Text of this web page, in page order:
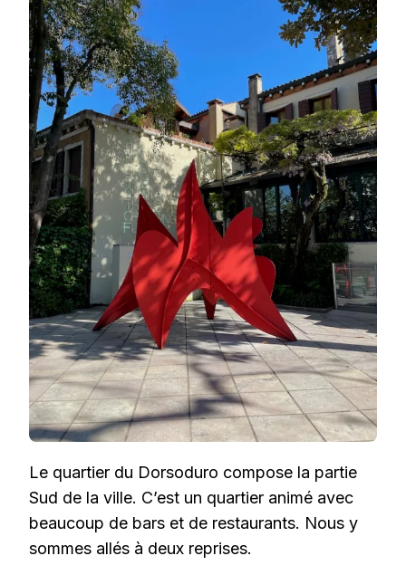
LE
MUSÉE
GUGGENHEIM
Le quartier du Dorsoduro compose la partie
Sud de la ville. C’est un quartier animé avec
beaucoup de bars et de restaurants. Nous y
sommes allés à deux reprises.